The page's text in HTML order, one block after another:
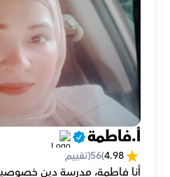
أ.فاطمة
4.98
(
56(تقييم